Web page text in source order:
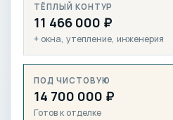
ТЁПЛЫЙ КОНТУР
11 466 000 ₽
+ окна, утепление, инженерия
ПОД ЧИСТОВУЮ
14 700 000 ₽
Готов к отделке